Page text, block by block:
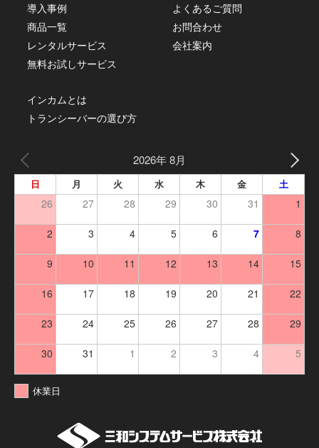
導入事例
商品一覧
レンタルサービス
無料お試しサービス
よくあるご質問
お問合わせ
会社案内
インカムとは
トランシーバーの選び方
2026年 8月
日 月 火 水 木 金 土
26 27 28 29 30 31 1
2 3 4 5 6 7 8
9 10 11 12 13 14 15
16 17 18 19 20 21 22
23 24 25 26 27 28 29
30 31 1 2 3 4 5
休業日